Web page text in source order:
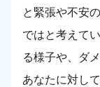
と緊張や不安
ではと考えて
る様子や、ダ
あなたに対し